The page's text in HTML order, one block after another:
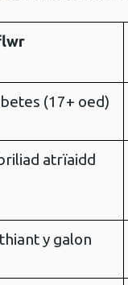
(17+ oed)
atrïaidd
y galon